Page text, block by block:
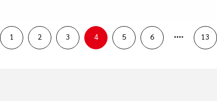
1 2 3 4 5 6 .... 13